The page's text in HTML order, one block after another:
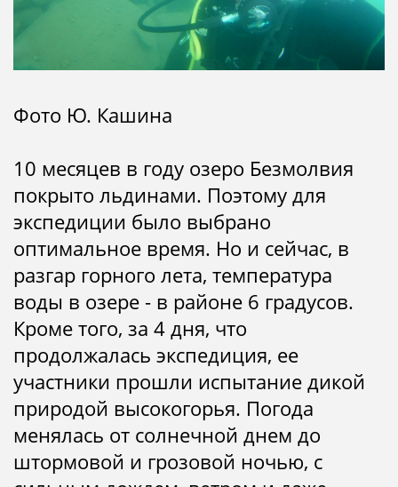
Фото Ю. Кашина
10 месяцев в году озеро Безмолвия
покрыто льдинами. Поэтому для
экспедиции было выбрано
оптимальное время. Но и сейчас, в
разгар горного лета, температура
воды в озере - в районе 6 градусов.
Кроме того, за 4 дня, что
продолжалась экспедиция, ее
участники прошли испытание дикой
природой высокогорья. Погода
менялась от солнечной днем до
штормовой и грозовой ночью, с